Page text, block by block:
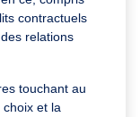
contractuels
relations
touchant au
et la